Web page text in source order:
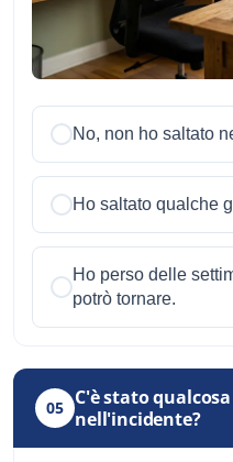
No, non ho saltato
Ho saltato qualche
Ho perso delle
potrò tornare.
05 C'è stato
nell'incidente?